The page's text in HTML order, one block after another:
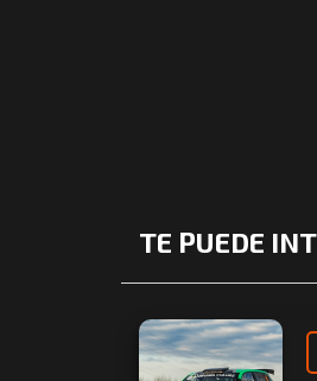
TE PUEDE